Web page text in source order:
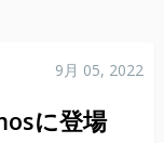
9月 05, 2022
に登場